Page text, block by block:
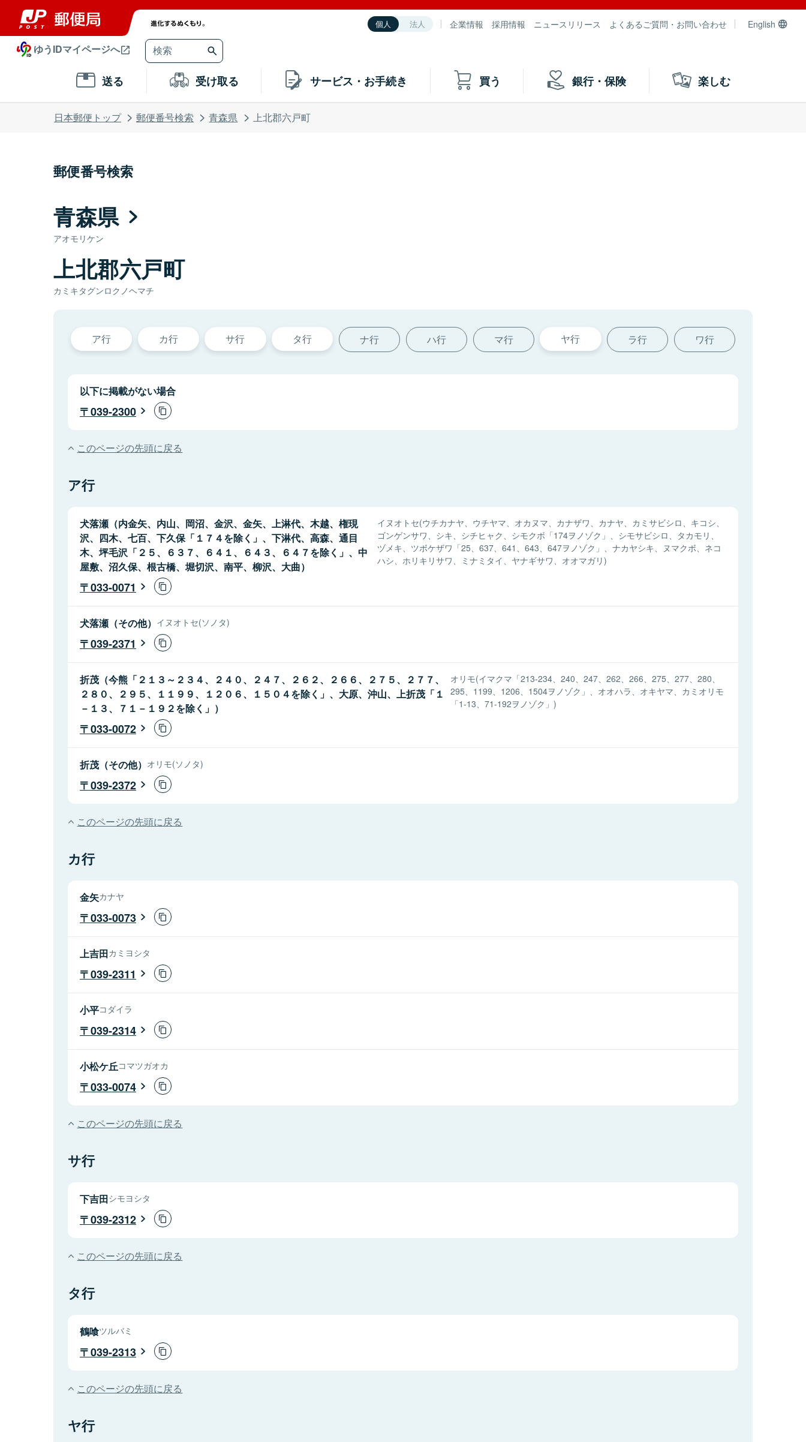
個人 法人 企業情報 採用情報 ニュースリリース よくあるご質問・お問い合わせ English
ゆうIDマイページへ
送る 受け取る サービス・お手続き 買う 銀行・保険 楽しむ
日本郵便トップ 郵便番号検索 青森県 上北郡六戸町
郵便番号検索
青森県
アオモリケン
上北郡六戸町
カミキタグンロクノヘマチ
ア行 カ行 サ行 タ行 ナ行 ハ行 マ行 ヤ行 ラ行 ワ行
以下に掲載がない場合
039-2300
このページの先頭に戻る
ア行
犬落瀬（内金矢、内山、岡沼、金沢、金矢、上淋代、木越、権現
沢、四木、七百、下久保「１７４を除く」、下淋代、高森、通目
木、坪毛沢「２５、６３７、６４１、６４３、６４７を除く」、中
屋敷、沼久保、根古橋、堀切沢、南平、柳沢、大曲）
イヌオトセ(ウチカナヤ、ウチヤマ、オカヌマ、カナザワ、カナヤ、カミサビシロ、キコシ、
ゴンゲンサワ、シキ、シチヒャク、シモクボ「174ヲノゾク」、シモサビシロ、タカモリ、
ヅメキ、ツボケザワ「25、637、641、643、647ヲノゾク」、ナカヤシキ、ヌマクボ、ネコ
ハシ、ホリキリサワ、ミナミタイ、ヤナギサワ、オオマガリ)
033-0071
犬落瀬（その他） イヌオトセ(ソノタ)
039-2371
折茂（今熊「２１３～２３４、２４０、２４７、２６２、２６６、２７５、２７７、
２８０、２９５、１１９９、１２０６、１５０４を除く」、大原、沖山、上折茂「１
－１３、７１－１９２を除く」）
オリモ(イマクマ「213-234、240、247、262、266、275、277、280、
295、1199、1206、1504ヲノゾク」、オオハラ、オキヤマ、カミオリモ
「1-13、71-192ヲノゾク」)
033-0072
折茂（その他） オリモ(ソノタ)
039-2372
このページの先頭に戻る
カ行
金矢カナヤ
033-0073
上吉田カミヨシタ
039-2311
小平コダイラ
039-2314
小松ケ丘コマツガオカ
033-0074
このページの先頭に戻る
サ行
下吉田シモヨシタ
039-2312
このページの先頭に戻る
タ行
鶴喰ツルバミ
039-2313
このページの先頭に戻る
ヤ行